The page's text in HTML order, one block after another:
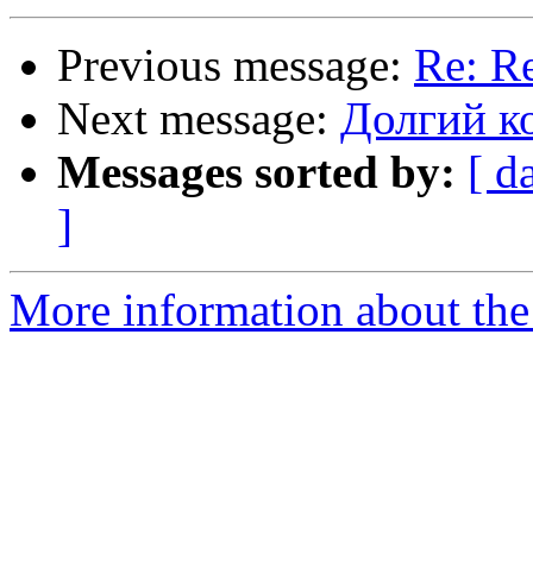
Previous message: Re:
Next message: Долгий
Messages sorted by: [
]
More information about